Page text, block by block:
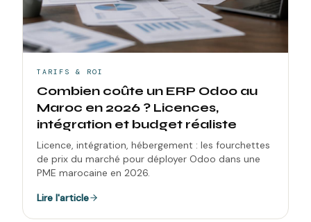
TARIFS & ROI
Combien coûte un ERP Odoo au
Maroc en 2026 ? Licences,
intégration et budget réaliste
Licence, intégration, hébergement : les fourchettes
de prix du marché pour déployer Odoo dans une
PME marocaine en 2026.
Lire l'article